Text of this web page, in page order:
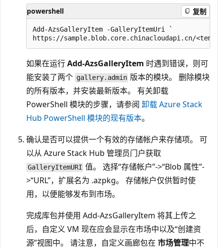
powershell 复制
Add-AzsGalleryItem -GalleryItemUri `
如果在运行Add-AzsGalleryItem 时遇到错误，则可
能安装了两个 gallery.admin 版本的模块。 删除模块
的所有版本，并安装最新版本。 有关卸载
PowerShell 模块的步骤，请参阅 卸载 Azure Stack
Hub PowerShell 模块的现有版本。
确认是否可以提供一个有效的存储帐户来存储项。 可
以从 Azure Stack Hub 管理员门户获取
GalleryItemURI 值。 选择“存储帐户”->“Blob 属性”-
>“URL”，扩展名为 .azpkg。 存储帐户仅供暂时使
用，以便能够发布到市场。
完成库包并使用 Add-AzsGalleryItem 将其上传之
后，自定义 VM 现在应会显示在市场中以及“创建资
源”视图中。 请注意，自定义画廊包在 市场管理中不